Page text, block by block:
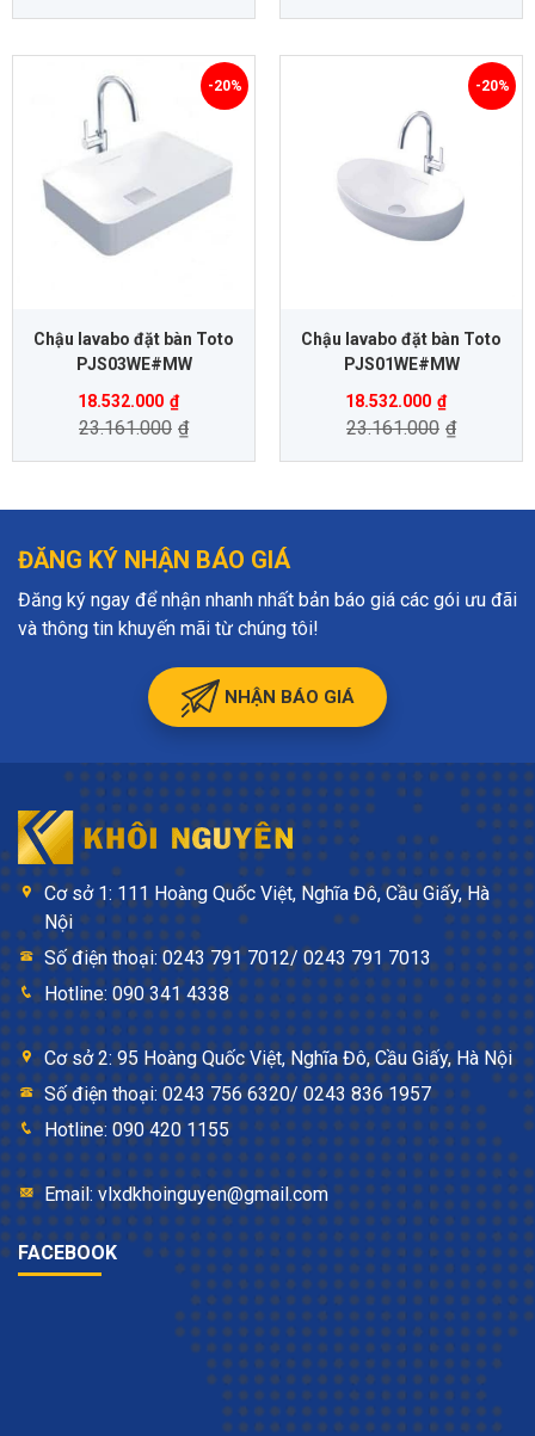
Chậu lavabo đặt bàn Toto
PJS03WE#MW
18.532.000 ₫
23.161.000 ₫
-20%
Chậu lavabo đặt bàn Toto
PJS01WE#MW
18.532.000 ₫
23.161.000 ₫
-20%
ĐĂNG KÝ NHẬN BÁO GIÁ
Đăng ký ngay để nhận nhanh nhất bản báo giá các gói ưu đãi
và thông tin khuyến mãi từ chúng tôi!
NHẬN BÁO GIÁ
Cơ sở 1: 111 Hoàng Quốc Việt, Nghĩa Đô, Cầu Giấy, Hà
Nội
Số điện thoại: 0243 791 7012/ 0243 791 7013
Hotline: 090 341 4338
Cơ sở 2: 95 Hoàng Quốc Việt, Nghĩa Đô, Cầu Giấy, Hà Nội
Số điện thoại: 0243 756 6320/ 0243 836 1957
Hotline: 090 420 1155
Email: vlxdkhoinguyen@gmail.com
FACEBOOK